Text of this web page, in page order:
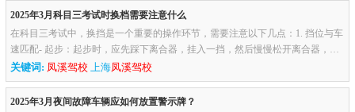
2025年3月科目三考试时换档需要注意什么
在科目三考试中，换挡是一个重要的操作环节，需要注意以下几点：1. 挡位与车
速匹配- 起步：起步时，应先踩下离合器，挂入一挡，然后慢慢松开离合器，同
时适当加油门，确保车辆平稳起步。- 加速：在加速过程中，应根据...
关键词: 凤溪驾校 上海凤溪驾校
2025年3月夜间故障车辆应如何放置警示牌？